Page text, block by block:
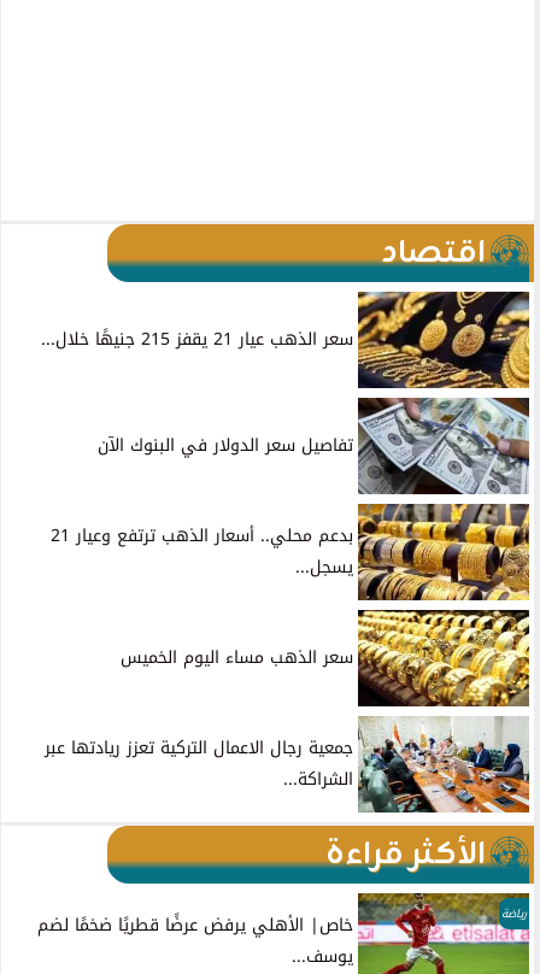
اقتصاد
سعر الذهب عيار 21 يقفز 215 جنيهًا خلال...
تفاصيل سعر الدولار في البنوك الآن
بدعم محلي.. أسعار الذهب ترتفع وعيار 21
يسجل...
سعر الذهب مساء اليوم الخميس
جمعية رجال الاعمال التركية تعزز ريادتها عبر
الشراكة...
الأكثر قراءة
رياضة
خاص| الأهلي يرفض عرضًا قطريًا ضخمًا لضم
يوسف...